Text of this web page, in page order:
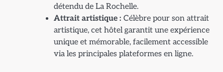
détendu de La Rochelle.
Attrait artistique : Célèbre pour son attrait
artistique, cet hôtel garantit une expérience
unique et mémorable, facilement accessible
via les principales plateformes en ligne.